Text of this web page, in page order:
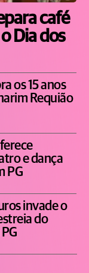
café
Dia dos
os 15 anos
Requião
e dança
PG
invade o
do